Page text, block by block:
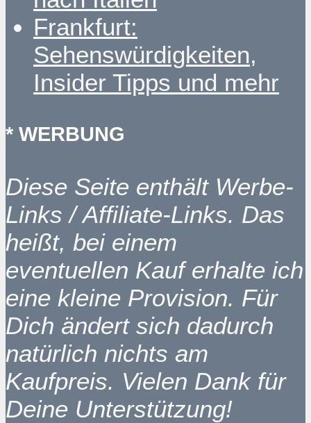
Frankfurt:
Sehenswürdigkeiten,
Insider Tipps und mehr
* WERBUNG
Diese Seite enthält Werbe-
Links / Affiliate-Links. Das
heißt, bei einem
eventuellen Kauf erhalte ich
eine kleine Provision. Für
Dich ändert sich dadurch
natürlich nichts am
Kaufpreis. Vielen Dank für
Deine Unterstützung!